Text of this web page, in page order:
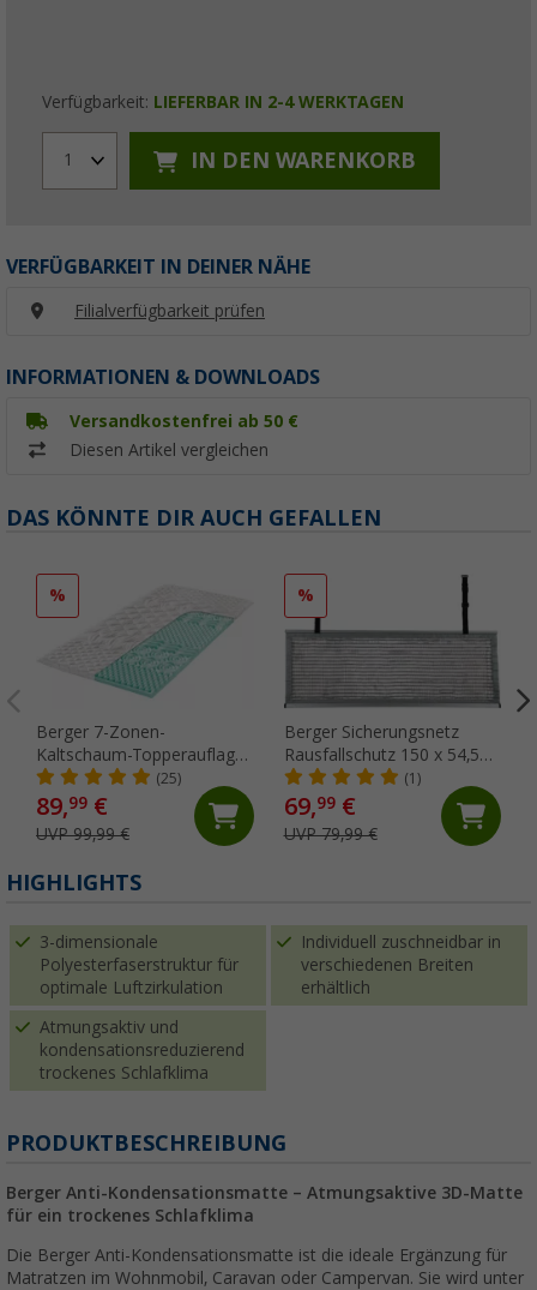
Verfügbarkeit: LIEFERBAR IN 2-4 WERKTAGEN
1 IN DEN WARENKORB
VERFÜGBARKEIT IN DEINER NÄHE
Filialverfügbarkeit prüfen
INFORMATIONEN & DOWNLOADS
Versandkostenfrei ab 50 €
Diesen Artikel vergleichen
DAS KÖNNTE DIR AUCH GEFALLEN
%
Berger 7-Zonen-
Kaltschaum-Topperauflage
90 x 190 cm
(25)
89,99 €
UVP 99,99 €
%
Berger Sicherungsnetz
Rausfallschutz 150 x 54,5
cm
(1)
69,99€
UVP 79,99 €
HIGHLIGHTS
3-dimensionale
Polyesterfaserstruktur für
optimale Luftzirkulation
Individuell zuschneidbar in
verschiedenen Breiten
erhältlich
Atmungsaktiv und
kondensationsreduzierend
trockenes Schlafklima
PRODUKTBESCHREIBUNG
Berger Anti-Kondensationsmatte – Atmungsaktive 3D-Matte
für ein trockenes Schlafklima
Die Berger Anti-Kondensationsmatte ist die ideale Ergänzung für
Matratzen im Wohnmobil, Caravan oder Campervan. Sie wird unter